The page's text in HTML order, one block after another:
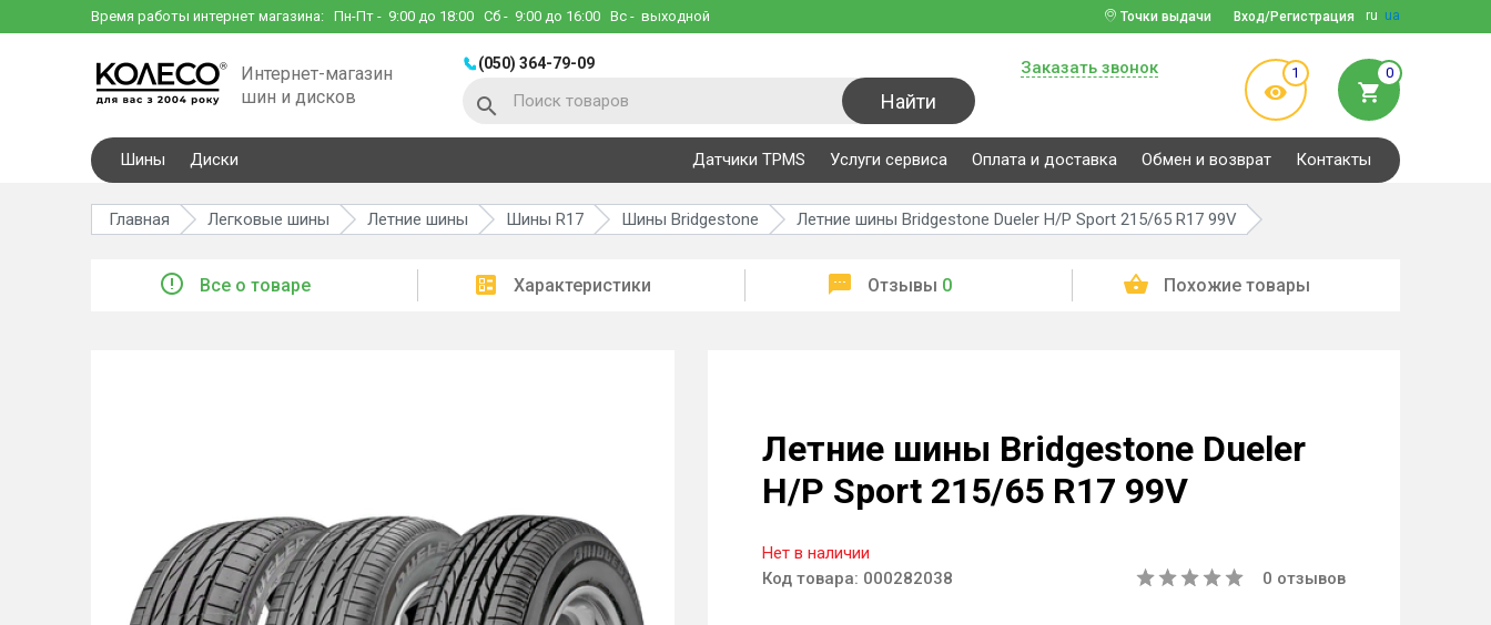
Время работы интернет магазина: Пн-Пт - 9:00 до 18:00 Сб - 9:00 до 16:00 Вс - выходной ru ua
Вход/Регистрация
Точки выдачи
Интернет-магазин
шин и дисков
(050) 364-79-09
Найти
Заказать звонок 1 0
Шины Диски Датчики TPMS Услуги сервиса Оплата и доставка Обмен и возврат Контакты
Главная Легковые шины Летние шины Шины R17 Шины Bridgestone Летние шины Bridgestone Dueler H/P Sport 215/65 R17 99V
Все о товаре Характеристики Отзывы 0 Похожие товары
Летние шины Bridgestone Dueler
H/P Sport 215/65 R17 99V
Нет в наличии
Код товара: 000282038 0 отзывов